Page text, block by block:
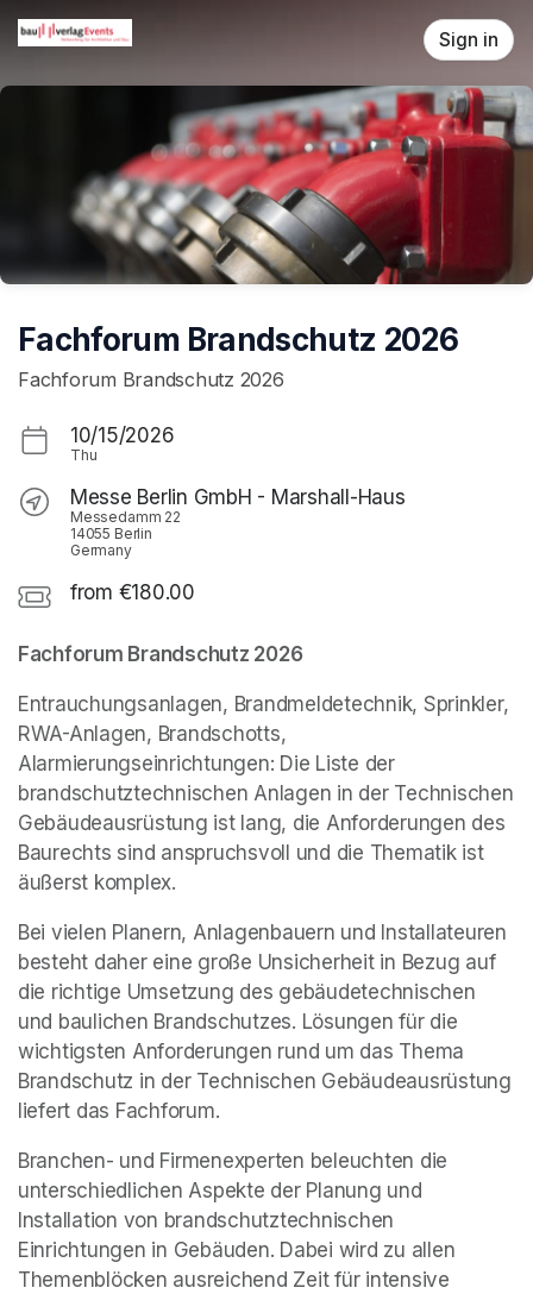
Skip header
Sign in
Fachforum Brandschutz 2026
Fachforum Brandschutz 2026
10/15/2026
Thu
Messe Berlin GmbH - Marshall-Haus
Messedamm 22
14055 Berlin
Germany
from €180.00
Fachforum Brandschutz 2026
Entrauchungsanlagen, Brandmeldetechnik, Sprinkler,
RWA-Anlagen, Brandschotts,
Alarmierungseinrichtungen: Die Liste der
brandschutztechnischen Anlagen in der Technischen
Gebäudeausrüstung ist lang, die Anforderungen des
Baurechts sind anspruchsvoll und die Thematik ist
äußerst komplex.
Bei vielen Planern, Anlagenbauern und Installateuren
besteht daher eine große Unsicherheit in Bezug auf
die richtige Umsetzung des gebäudetechnischen
und baulichen Brandschutzes. Lösungen für die
wichtigsten Anforderungen rund um das Thema
Brandschutz in der Technischen Gebäudeausrüstung
liefert das Fachforum.
Branchen- und Firmenexperten beleuchten die
unterschiedlichen Aspekte der Planung und
Installation von brandschutztechnischen
Einrichtungen in Gebäuden. Dabei wird zu allen
Themenblöcken ausreichend Zeit für intensive